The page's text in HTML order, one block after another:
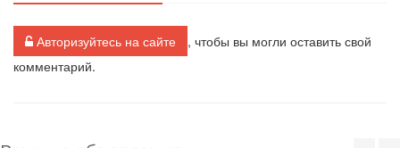
Авторизуйтесь на сайте
, чтобы вы могли оставить свой
комментарий.